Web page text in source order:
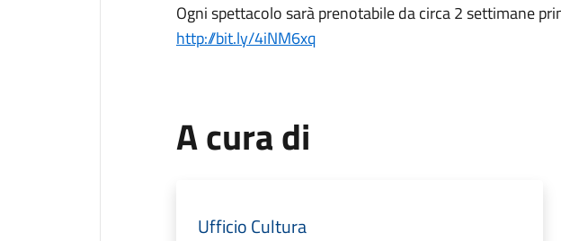
Ogni spettacolo sarà prenotabile da circa 2 settimane
http://bit.ly/4iNM6xq
A cura di
Ufficio Cultura